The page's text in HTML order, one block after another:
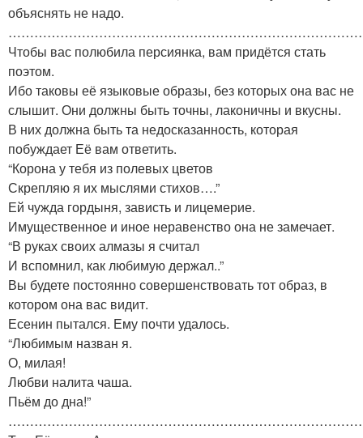
объяснять не надо.
Чтобы вас полюбила персиянка, вам придётся стать
поэтом.
Ибо таковы её языковые образы, без которых она вас не
слышит. Они должны быть точны, лаконичны и вкусны.
В них должна быть та недосказанность, которая
побуждает Её вам ответить.
“Корона у тебя из полевых цветов
Скрепляю я их мыслями стихов….”
Ей чужда гордыня, зависть и лицемерие.
Имущественное и иное неравенство она не замечает.
“В руках своих алмазы я считал
И вспомнил, как любимую держал..”
Вы будете постоянно совершенствовать тот образ, в
котором она вас видит.
Есенин пытался. Ему почти удалось.
“Любимым назван я.
О, милая!
Любви налита чаша.
Пьём до дна!”